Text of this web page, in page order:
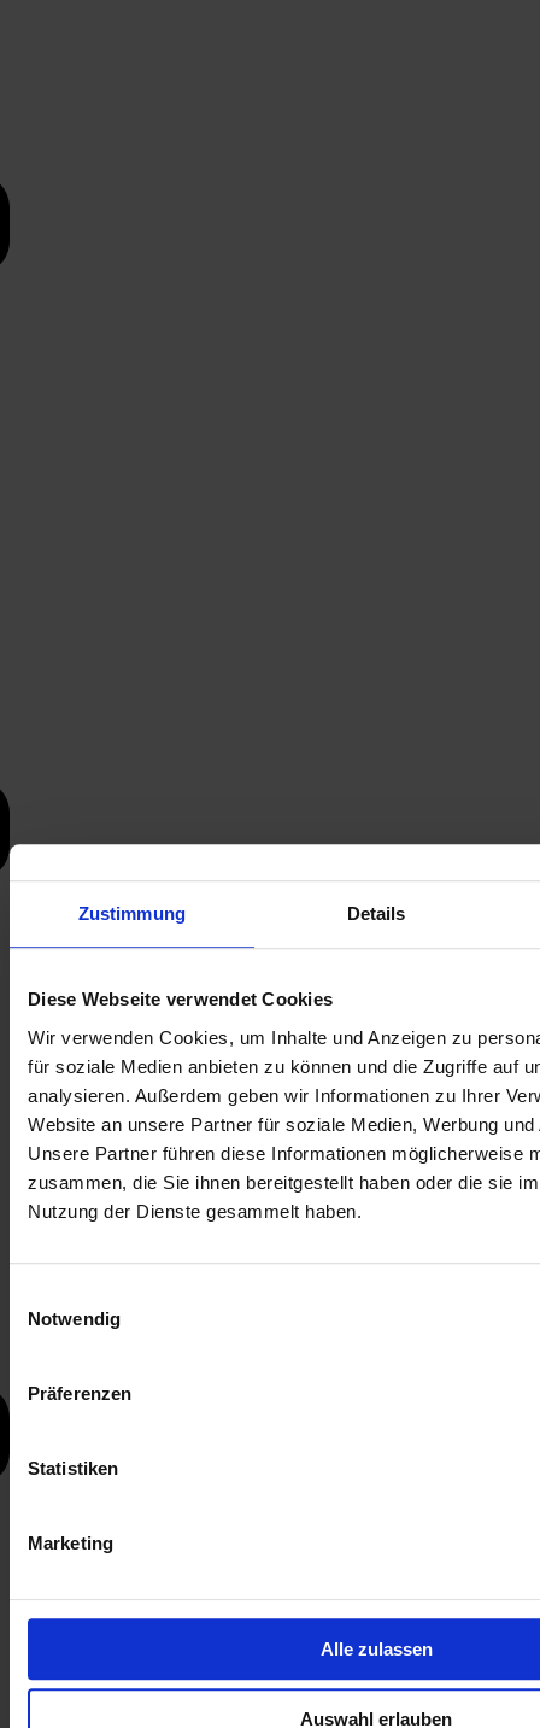
Zustimmung Details
Diese Webseite verwendet Cookies
Wir verwenden Cookies, um Inhalte und Anzeigen zu
für soziale Medien anbieten zu können und die Zugriffe auf
analysieren. Außerdem geben wir Informationen zu Ihrer
Website an unsere Partner für soziale Medien, Werbung
Unsere Partner führen diese Informationen möglicherweise
zusammen, die Sie ihnen bereitgestellt haben oder die sie
Nutzung der Dienste gesammelt haben.
Notwendig
Präferenzen
Statistiken
Marketing
Alle zulassen
Auswahl erlauben